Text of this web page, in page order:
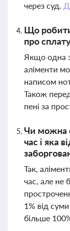
через суд.
Що робити
про
Якщо одна
аліменти
написом
Також
пені за
Чи можна
час і яка
Так,
час, але не
1% від
більше